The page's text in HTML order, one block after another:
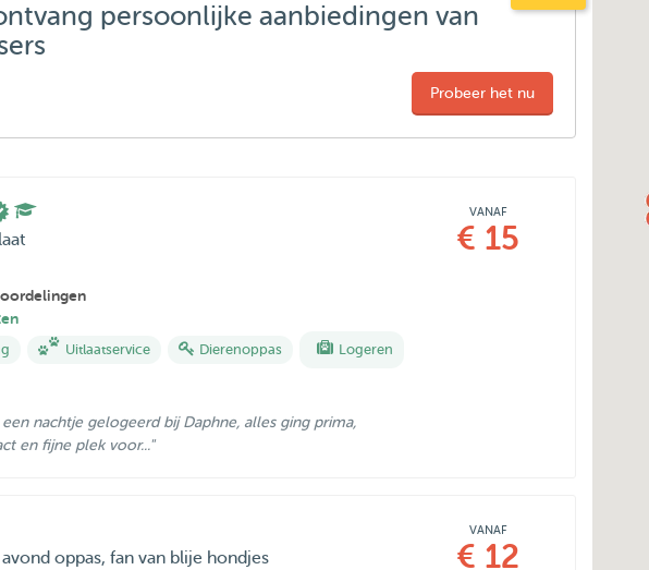
persoonlijke aanbiedingen van
Probeer het nu
Uitlaatservice Dierenoppas Logeren
nachtje gelogeerd bij Daphne, alles ging prima,
en fijne plek voor..."
VANAF
€ 15
oppas, fan van blije hondjes
VANAF
€ 12